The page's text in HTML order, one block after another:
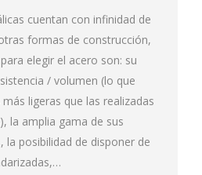
cuentan con infinidad de
formas de construcción,
elegir el acero son: su
/ volumen (lo que
ligeras que las realizadas
la amplia gama de sus
la posibilidad de disponer de